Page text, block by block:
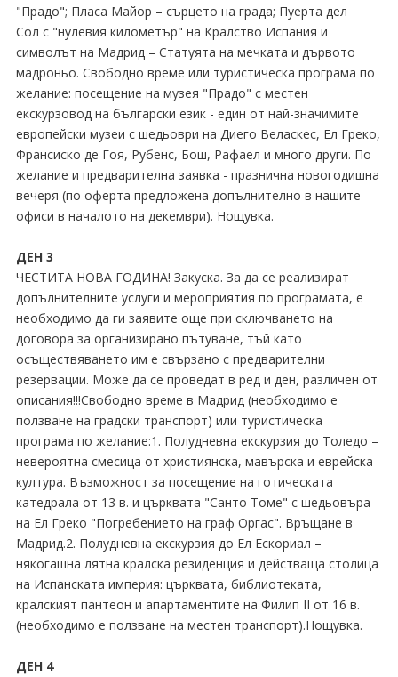
"Прадо"; Пласа Майор – сърцето на града; Пуерта дел
Сол с "нулевия километър" на Кралство Испания и
символът на Мадрид – Статуята на мечката и дървото
мадроньо. Свободно време или туристическа програма по
желание: посещение на музея "Прадо" с местен
екскурзовод на български език - един от най-значимите
европейски музеи с шедьоври на Диего Веласкес, Ел Греко,
Франсиско де Гоя, Рубенс, Бош, Рафаел и много други. По
желание и предварителна заявка - празнична новогодишна
вечеря (по оферта предложена допълнително в нашите
офиси в началото на декември). Нощувка.
ДЕН 3
ЧЕСТИТА НОВА ГОДИНА! Закуска. За да се реализират
допълнителните услуги и мероприятия по програмата, е
необходимо да ги заявите още при сключването на
договора за организирано пътуване, тъй като
осъществяването им е свързано с предварителни
резервации. Може да се проведат в ред и ден, различен от
описания!!!Свободно време в Мадрид (необходимо е
ползване на градски транспорт) или туристическа
програма по желание:1. Полудневна екскурзия до Толедо –
невероятна смесица от християнска, мавърска и еврейска
култура. Възможност за посещение на готическата
катедрала от 13 в. и църквата "Санто Томе" с шедьовъра
на Ел Греко "Погребението на граф Оргас". Връщане в
Мадрид.2. Полудневна екскурзия до Ел Ескориал –
някогашна лятна кралска резиденция и действаща столица
на Испанската империя: църквата, библиотеката,
кралският пантеон и апартаментите на Филип ІІ от 16 в.
(необходимо е ползване на местен транспорт).Нощувка.
ДЕН 4